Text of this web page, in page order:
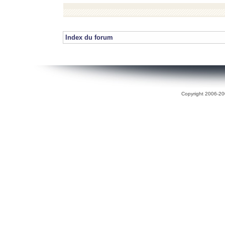
Index du forum
Copyright 2006-